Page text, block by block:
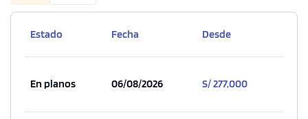
Estado Fecha Desde
En planos 06/08/2026 S/ 277,000